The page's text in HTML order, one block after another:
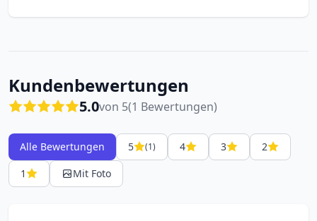
Kundenbewertungen
5.0von 5(1 Bewertungen)
Alle Bewertungen 5 (1) 4 3
2
1
Mit Foto